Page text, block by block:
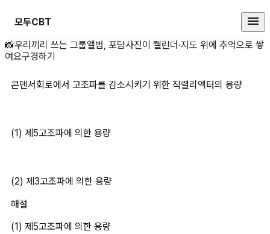
모두CBT
콘덴서회로에서 고조파를 감소시
📸우리끼리 쓰는 그룹앨범, 포담사진이 캘린더·지도 위에 추억으로 쌓
여요구경하기
콘덴서회로에서 고조파를 감소시키기 위한 직렬리액터의 용량
(1) 제5고조파에 의한 용량
(2) 제3고조파에 의한 용량
해설
(1) 제5고조파에 의한 용량